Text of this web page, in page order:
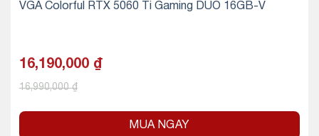
VGA Colorful RTX 5060 Ti Gaming DUO 16GB-V
16,190,000 ₫
16,990,000₫
MUA NGAY